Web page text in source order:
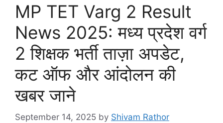
MP TET Varg 2 Result
News 2025: मध्य प्रदेश वर्ग
2 शिक्षक भर्ती ताज़ा अपडेट,
कट ऑफ और आंदोलन की
खबर जाने
September 14, 2025 by Shivam Rathor